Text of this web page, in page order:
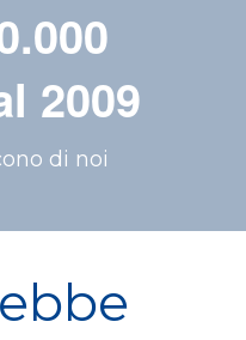
2009
di noi